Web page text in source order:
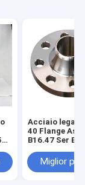
Acciaio legato
40 Flange
B16.47 Ser B
neraMiglior